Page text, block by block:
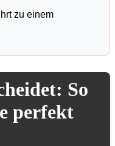
zu einem
So
perfekt